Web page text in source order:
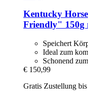
Kentucky
Friendly" 150g
Speichert
Ideal zum
Schonend
€ 150,99
Gratis Zustellung